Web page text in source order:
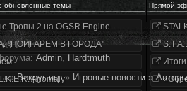
обновленные темы Прямой
Тропы 2 на OGSR Engine
"ПОИГАРЕМ В ГОРОДА"
Anomaly
из1
1
Аdmin, Hardtmuth
» Вокруг игр » Игровые новости »